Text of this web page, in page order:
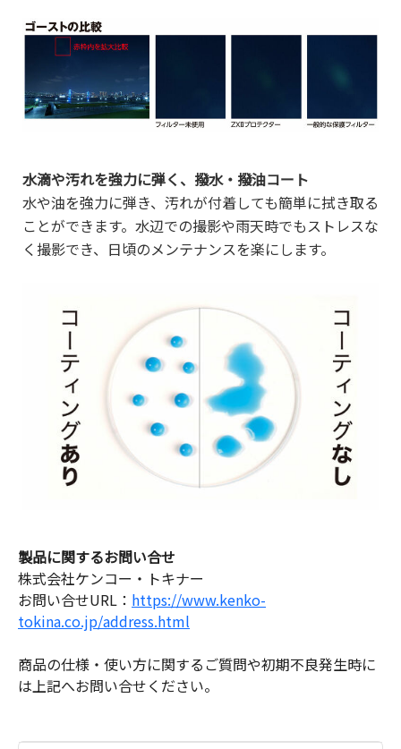
水滴や汚れを強力に弾く、撥水・撥油コート
水や油を強力に弾き、汚れが付着しても簡単に拭き取る
ことができます。水辺での撮影や雨天時でもストレスな
く撮影でき、日頃のメンテナンスを楽にします。
製品に関するお問い合せ
株式会社ケンコー・トキナー
お問い合せURL： https://www.kenko-
tokina.co.jp/address.html
商品の仕様・使い方に関するご質問や初期不良発生時に
は上記へお問い合せください。